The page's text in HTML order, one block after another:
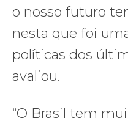
o nosso futuro
nesta que foi
políticas dos
avaliou.
“O Brasil tem